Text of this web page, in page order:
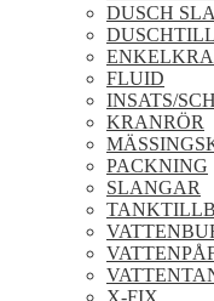
DUSCH
FLUID
INSATS/
KRANRÖR
PACKNING
SLANGAR
X-FIX